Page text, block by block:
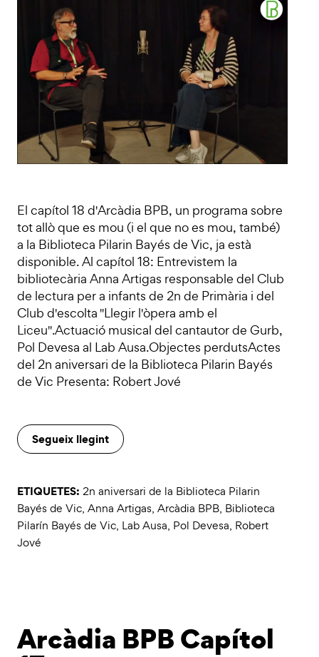
El capítol 18 d'Arcàdia BPB, un programa sobre
tot allò que es mou (i el que no es mou, també)
a la Biblioteca Pilarin Bayés de Vic, ja està
disponible. Al capítol 18: Entrevistem la
bibliotecària Anna Artigas responsable del Club
de lectura per a infants de 2n de Primària i del
Club d'escolta "Llegir l'òpera amb el
Liceu".Actuació musical del cantautor de Gurb,
Pol Devesa al Lab Ausa.Objectes perdutsActes
del 2n aniversari de la Biblioteca Pilarin Bayés
de Vic Presenta: Robert Jové
Segueix llegint
ETIQUETES: 2n aniversari de la Biblioteca Pilarin
Bayés de Vic, Anna Artigas, Arcàdia BPB, Biblioteca
Pilarín Bayés de Vic, Lab Ausa, Pol Devesa, Robert
Jové
Arcàdia BPB Capítol